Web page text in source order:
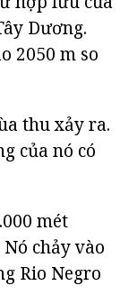
Dương.
2050 m so
thu xảy ra.
của nó có
mét
chảy vào
Rio Negro